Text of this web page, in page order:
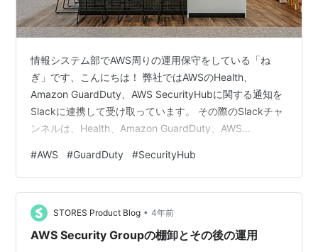
情報システム部でAWS周りの運用保守をしている「ね
ぎ」です、こんにちは！ 弊社ではAWSのHealth、
Amazon GuardDuty、AWS SecurityHubに関する通知を
Slackに連携して受け取っています。 その際のSlackチャ
ンネルは、Health、Amazon GuardDuty、AWS
が、管理しているAWSアカウント数が増えたこともあ
り、通知された情報がすぐ流れて見落としてしまうよう
なことも発生していました。 ※弊社のAWSアカウント管
理については、是非こちらもご覧ください tech-
blog.yayoi-kk…
#AWS #GuardDuty #SecurityHub
STORES Product Blog • 4年前
AWS Security Groupの棚卸とその後の運用